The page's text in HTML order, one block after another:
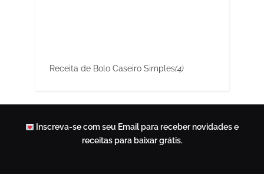
Receita de Bolo Caseiro Simples(4)
Inscreva-se com seu Email para receber novidades e
receitas para baixar grátis.